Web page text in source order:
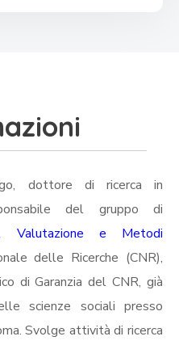
dottore di ricerca in
del gruppo di
Valutazione e Metodi
delle Ricerche (CNR),
di Garanzia del CNR, già
scienze sociali presso
Svolge attività di ricerca